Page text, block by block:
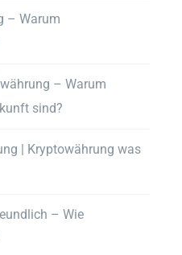
– Warum
– Warum
sind?
| Kryptowährung was
– Wie